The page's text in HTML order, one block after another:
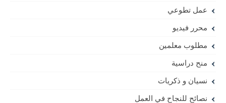
عمل تطوعي
محرر فيديو
مطلوب معلمين
منح دراسية
نسيان و ذكريات
نصائح للنجاح في العمل